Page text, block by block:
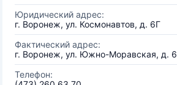
Юридический адрес:
г. Воронеж, ул. Космонавтов, д. 6Г
Фактический адрес:
г. Воронеж, ул. Южно-Моравская, д. 6
Телефон: